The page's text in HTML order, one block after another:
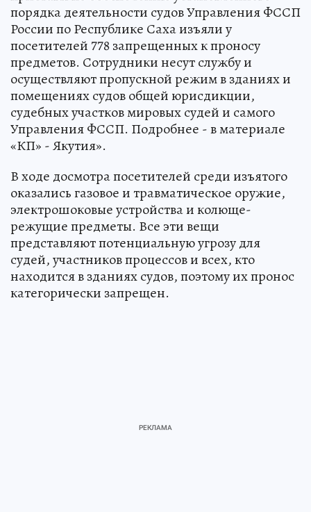
порядка деятельности судов Управления ФССП
России по Республике Саха изъяли у
посетителей 778 запрещенных к проносу
предметов. Сотрудники несут службу и
осуществляют пропускной режим в зданиях и
помещениях судов общей юрисдикции,
судебных участков мировых судей и самого
Управления ФССП. Подробнее - в материале
«КП» - Якутия».
В ходе досмотра посетителей среди изъятого
оказались газовое и травматическое оружие,
электрошоковые устройства и колюще-
режущие предметы. Все эти вещи
представляют потенциальную угрозу для
судей, участников процессов и всех, кто
находится в зданиях судов, поэтому их пронос
категорически запрещен.